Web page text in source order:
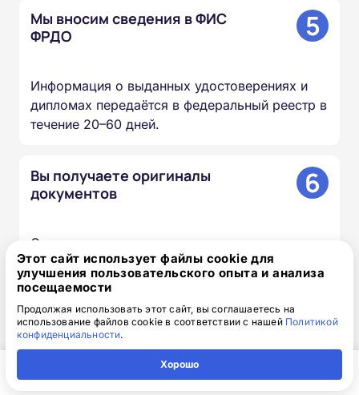
Мы вносим сведения в ФИС
ФРДО
5
Информация о выданных удостоверениях и
дипломах передаётся в федеральный реестр в
течение 20–60 дней.
Вы получаете оригиналы
документов
6
Скан-копии направляем на почту в день
окончания курса, оригиналы доставляем
Почтой России бесплатно.
Доступная интерактивная
платформа дистанционного
Этот сайт использует файлы cookie для
улучшения пользовательского опыта и анализа
посещаемости
Продолжая использовать этот сайт, вы соглашаетесь на
использование файлов cookie в соответствии с нашей Политикой
конфиденциальности.
Хорошо